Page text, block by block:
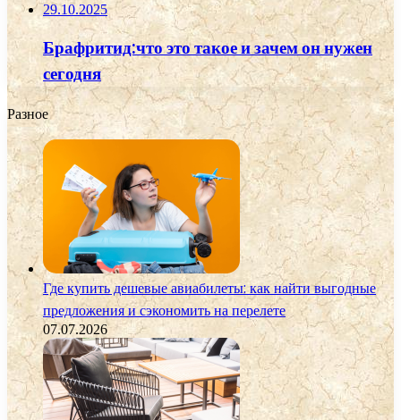
29.10.2025
Брафритид:что это такое и зачем он нужен
сегодня
Разное
Где купить дешевые авиабилеты: как найти выгодные
предложения и сэкономить на перелете
07.07.2026